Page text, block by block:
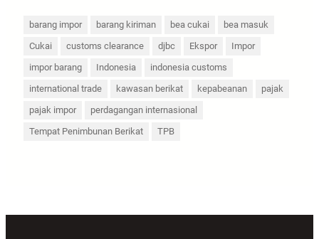
barang impor barang kiriman bea cukai
bea masuk
Cukai
customs clearance djbc Ekspor
Impor
impor barang
Indonesia
indonesia customs
international trade
kawasan berikat kepabeanan
pajak
pajak impor
perdagangan internasional
Tempat Penimbunan Berikat
TPB